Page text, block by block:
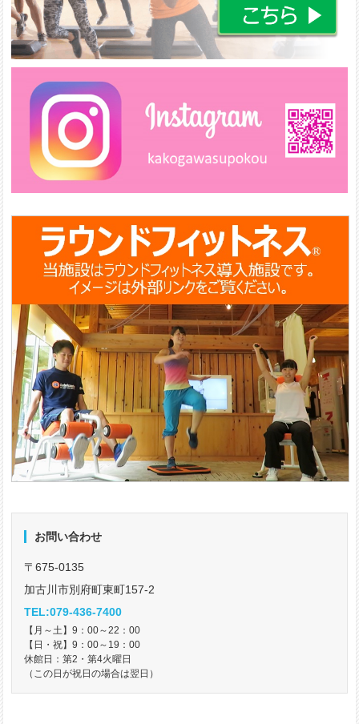
お問い合わせ
〒675-0135
加古川市別府町東町157-2
TEL:079-436-7400
【月～土】9：00～22：00
【日・祝】9：00～19：00
休館日：第2・第4火曜日
（この日が祝日の場合は翌日）